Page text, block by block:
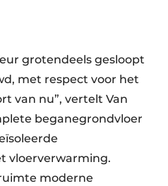
grotendeels gesloopt
met respect voor het
van nu”, vertelt Van
beganegrondvloer
vloerverwarming.
moderne